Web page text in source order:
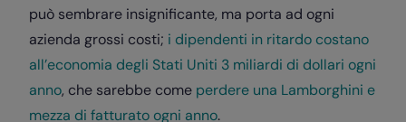
può sembrare insignificante, ma porta ad ogni
azienda grossi costi; i dipendenti in ritardo costano
all’economia degli Stati Uniti 3 miliardi di dollari ogni
anno, che sarebbe come perdere una Lamborghini e
mezza di fatturato ogni anno.